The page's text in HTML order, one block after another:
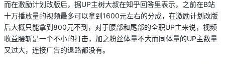
而在激励计划改版后，据UP主树大叔在知乎回答里表示，之前在B站
十万播放量的视频最多可以拿到1600元左右的分成，在激励计划改版
后大概只能拿到800元不到，对于腰部和尾部的全职UP主来说，视频
收益腰斩是一个不小的打击，加之粉丝体量不大而同体量的UP主数量
又过大，连接广告的退路都没有。